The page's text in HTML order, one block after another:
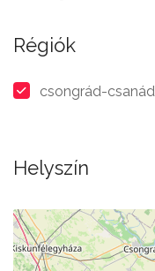
Régiók
csongrád-
Helyszín